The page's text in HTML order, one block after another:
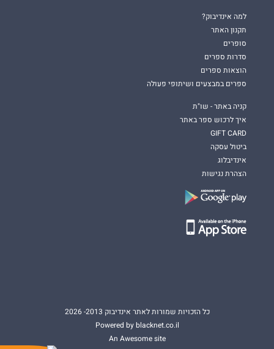
למה אינדיבוק?
תקנון האתר
סופרים
סדרות ספרים
הוצאות ספרים
ספרים במבצעים ושיתופי פעולה
קניה באתר - שו"ת
איך לרכוש ספר באתר
GIFT CARD
ביטול עסקה
אינדיבלוג
הצהרת נגישות
כל הזכויות שמורות לאתר אינדיבוק 2013- 2026
Powered by blacknet.co.il
An Awesome site